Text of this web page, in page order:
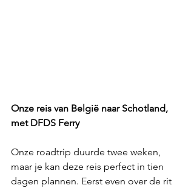
Onze reis van België naar Schotland,
met DFDS Ferry
Onze roadtrip duurde twee weken,
maar je kan deze reis perfect in tien
dagen plannen. Eerst even over de rit